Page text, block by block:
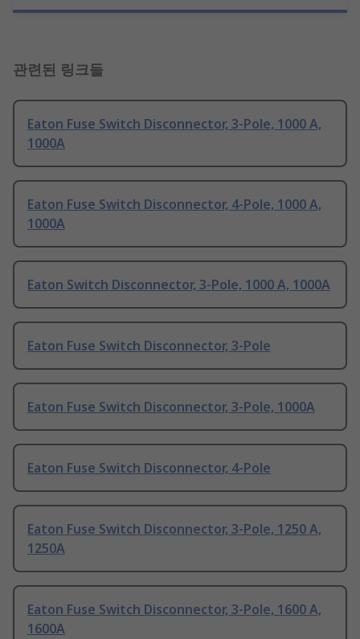
관련된 링크들
Eaton Fuse Switch Disconnector, 3-Pole, 1000 A,
1000A
Eaton Fuse Switch Disconnector, 4-Pole, 1000 A,
1000A
Eaton Switch Disconnector, 3-Pole, 1000 A, 1000A
Eaton Fuse Switch Disconnector, 3-Pole
Eaton Fuse Switch Disconnector, 3-Pole, 1000A
Eaton Fuse Switch Disconnector, 4-Pole
Eaton Fuse Switch Disconnector, 3-Pole, 1250 A,
1250A
Eaton Fuse Switch Disconnector, 3-Pole, 1600 A,
1600A